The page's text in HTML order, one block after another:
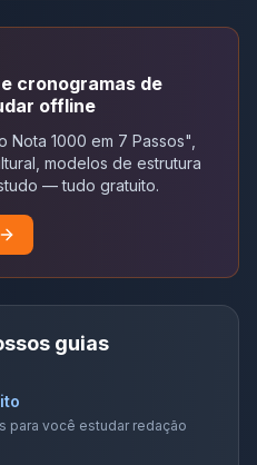
cronogramas de
offline
1000 em 7 Passos",
modelos de estrutura
— tudo gratuito.
guias
para você estudar redação